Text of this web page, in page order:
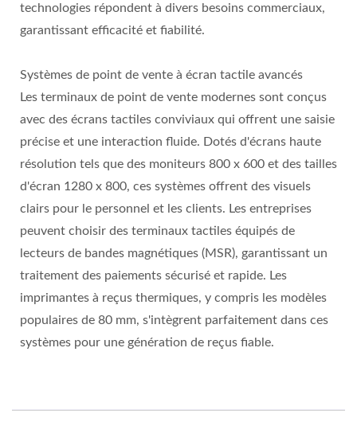
technologies répondent à divers besoins commerciaux,
garantissant efficacité et fiabilité.
Systèmes de point de vente à écran tactile avancés
Les terminaux de point de vente modernes sont conçus
avec des écrans tactiles conviviaux qui offrent une saisie
précise et une interaction fluide. Dotés d'écrans haute
résolution tels que des moniteurs 800 x 600 et des tailles
d'écran 1280 x 800, ces systèmes offrent des visuels
clairs pour le personnel et les clients. Les entreprises
peuvent choisir des terminaux tactiles équipés de
lecteurs de bandes magnétiques (MSR), garantissant un
traitement des paiements sécurisé et rapide. Les
imprimantes à reçus thermiques, y compris les modèles
populaires de 80 mm, s'intègrent parfaitement dans ces
systèmes pour une génération de reçus fiable.